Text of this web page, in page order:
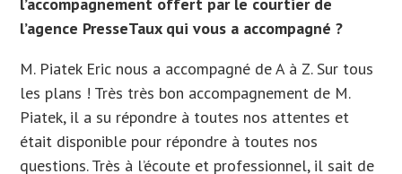
l’accompagnement offert par le courtier de
l’agence PresseTaux qui vous a accompagné ?
M. Piatek Eric nous a accompagné de A à Z. Sur tous
les plans ! Très très bon accompagnement de M.
Piatek, il a su répondre à toutes nos attentes et
était disponible pour répondre à toutes nos
questions. Très à l’écoute et professionnel, il sait de